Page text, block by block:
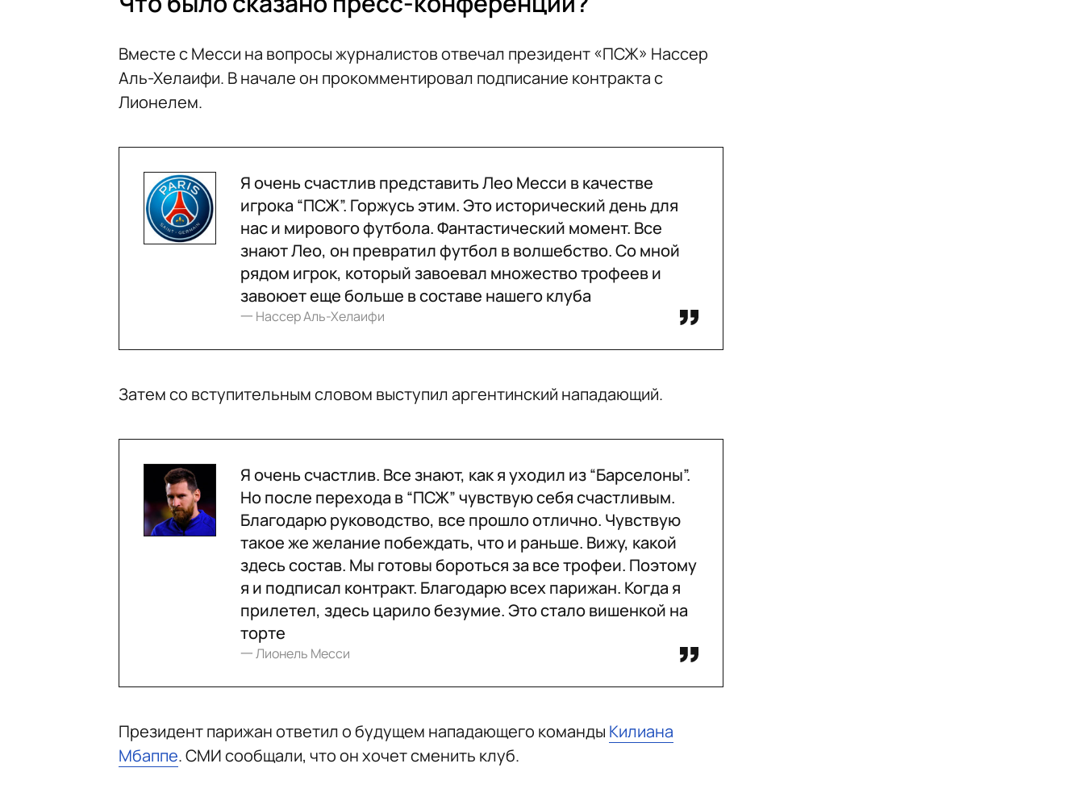
Вместе с Месси на вопросы журналистов отвечал президент «ПСЖ» Нассер
Аль-Хелаифи. В начале он прокомментировал подписание контракта с
Лионелем.
Я очень счастлив представить Лео Месси в качестве
игрока “ПСЖ”. Горжусь этим. Это исторический день для
нас и мирового футбола. Фантастический момент. Все
знают Лео, он превратил футбол в волшебство. Со мной
рядом игрок, который завоевал множество трофеев и
завоюет еще больше в составе нашего клуба
一 Нассер Аль-Хелаифи
Затем со вступительным словом выступил аргентинский нападающий.
Я очень счастлив. Все знают, как я уходил из “Барселоны”.
Но после перехода в “ПСЖ” чувствую себя счастливым.
Благодарю руководство, все прошло отлично. Чувствую
такое же желание побеждать, что и раньше. Вижу, какой
здесь состав. Мы готовы бороться за все трофеи. Поэтому
я и подписал контракт. Благодарю всех парижан. Когда я
прилетел, здесь царило безумие. Это стало вишенкой на
торте
一 Лионель Месси
Президент парижан ответил о будущем нападающего команды Килиана
Мбаппе. СМИ сообщали, что он хочет сменить клуб.